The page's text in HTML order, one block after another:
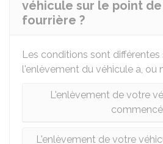
véhicule sur le point
fourrière ?
Les conditions sont différentes
l'enlèvement du véhicule a, ou
L'enlèvement de votre
commencé
L'enlèvement de votre